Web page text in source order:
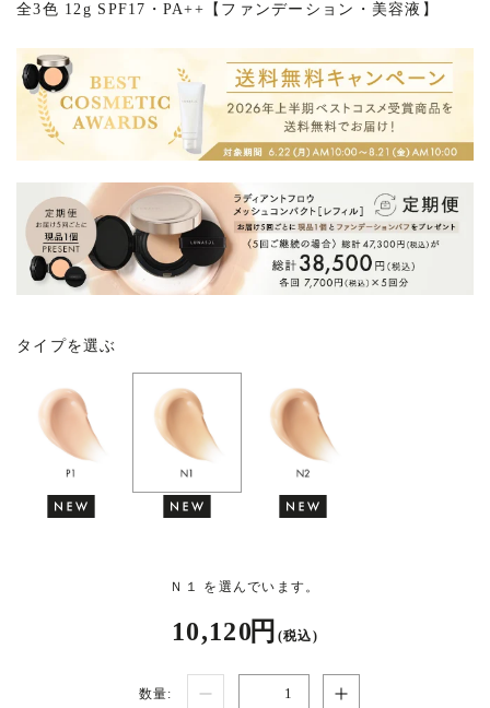
全3色 12g SPF17・PA++【ファンデーション・美容液】
タイプを選ぶ
Ｎ１ を選んでいます。
10,120 円 (税込)
数量: